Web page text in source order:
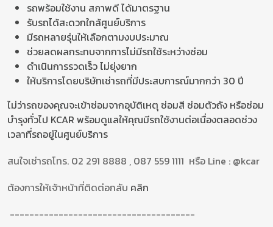
รถพร้อมใช้งาน สภาพดี ได้มาตรฐาน
รับรถได้สะดวกใกล้ศูนย์บริการ
มีรถหลายรุ่นให้เลือกตามงบประมาณ
ช่วยลดผลกระทบจากการไม่มีรถใช้ระหว่างซ่อม
ดำเนินการรวดเร็ว ไม่ยุ่งยาก
ให้บริการโดยบริษัทเช่ารถที่มีประสบการณ์มากกว่า 30 ปี
ไม่ว่ารถของคุณจะเข้าซ่อมจากอุบัติเหตุ ซ่อมสี ซ่อมตัวถัง หรือซ่อม
บำรุงทั่วไป KCAR พร้อมดูแลให้คุณมีรถใช้งานต่อเนื่องตลอดช่วง
เวลาที่รถอยู่ในศูนย์บริการ
สนใจเช่ารถโทร. 02 291 8888 , 087 559 1111 หรือ Line : @kcar
ต้องการให้เจ้าหน้าที่ติดต่อกลับ คลิก
--------------------------------------